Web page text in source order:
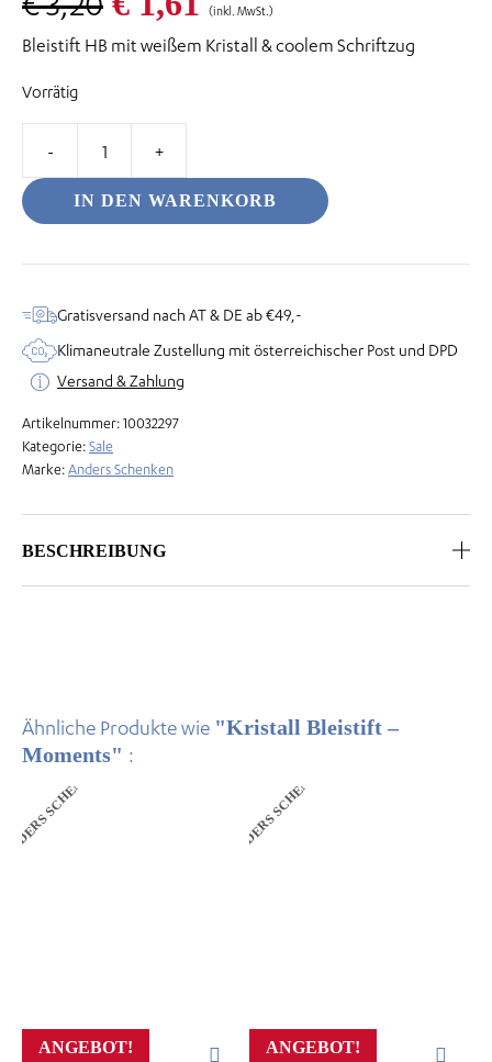
Preis
€ 3,20
Preis
(inkl. MwSt.)
Bleistift HB mit weißem Kristall & coolem Schriftzug
Vorrätig
Bleistift
-
IN DEN WARENKORB
Gratisversand nach AT & DE ab €49,-
Klimaneutrale Zustellung mit österreichischer Post und DPD
Versand & Zahlung
Artikelnummer:10032297
Kategorie:Sale
Marke:Anders Schenken
BESCHREIBUNG
Ähnliche Produkte wie "Kristall Bleistift –
Moments" :
ANDERS SCHENKEN
ANGEBOT!
ANDERS SCHENKEN
ANGEBOT!